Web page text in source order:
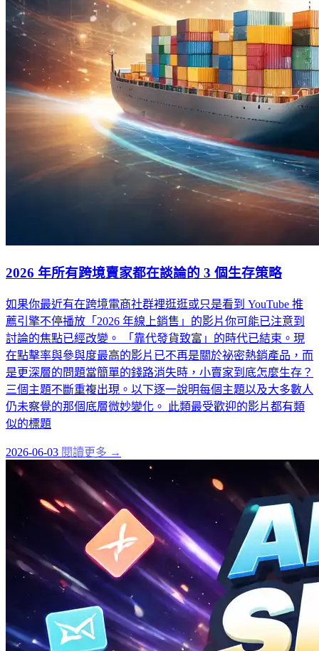
2026 年所有跨境賣家都在談論的 3 個生存策略
如果你最近有在跨境電商社群裡逛逛或只是看到 YouTube 推
薦引擎不停播放「2026 年線上銷售」的影片你可能已注意到
討論的焦點已經改變。 「靠代發貨致富」的時代已結束。現
在點擊率與參與度最高的影片已不再是關於祕密熱銷產品，而
是更深層的問題當簡單的錢路消失時，小賣家到底怎麼生存？
三個主題不斷重複出現。以下逐一說明每個主題以及大多數人
仍未察覺的那個底層微妙變化。 此類最受歡迎的影片都有類
似的標題
2026-06-03 閱讀更多 →